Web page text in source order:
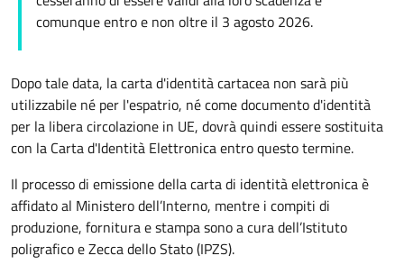
comunque entro e non oltre il 3 agosto 2026.
Dopo tale data, la carta d'identità cartacea non sarà più
utilizzabile né per l'espatrio, né come documento d'identità
per la libera circolazione in UE, dovrà quindi essere sostituita
con la Carta d'Identità Elettronica entro questo termine.
Il processo di emissione della carta di identità elettronica è
affidato al Ministero dell’Interno, mentre i compiti di
produzione, fornitura e stampa sono a cura dell’Istituto
poligrafico e Zecca dello Stato (IPZS).